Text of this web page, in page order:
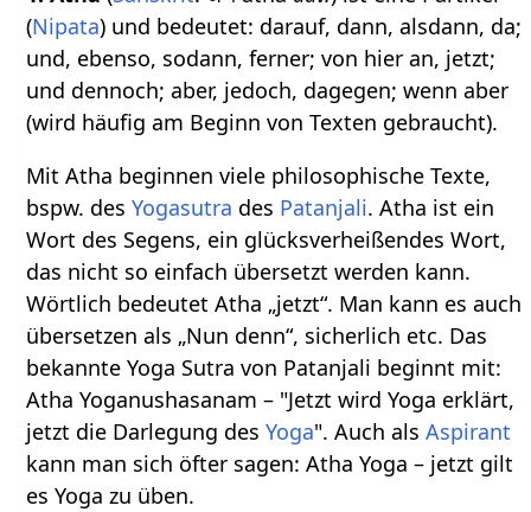
(Nipata) und bedeutet: darauf, dann, alsdann, da;
und, ebenso, sodann, ferner; von hier an, jetzt;
und dennoch; aber, jedoch, dagegen; wenn aber
(wird häufig am Beginn von Texten gebraucht).
Mit Atha beginnen viele philosophische Texte,
bspw. desYogasutra des Patanjali. Atha ist ein
Wort des Segens, ein glücksverheißendes Wort,
das nicht so einfach übersetzt werden kann.
Wörtlich bedeutet Atha „jetzt“. Man kann es auch
übersetzen als „Nun denn“, sicherlich etc. Das
bekannte Yoga Sutra von Patanjali beginnt mit:
Atha Yoganushasanam – "Jetzt wird Yoga erklärt,
jetzt die Darlegung desYoga". Auch alsAspirant
kann man sich öfter sagen: Atha Yoga – jetzt gilt
es Yoga zu üben.